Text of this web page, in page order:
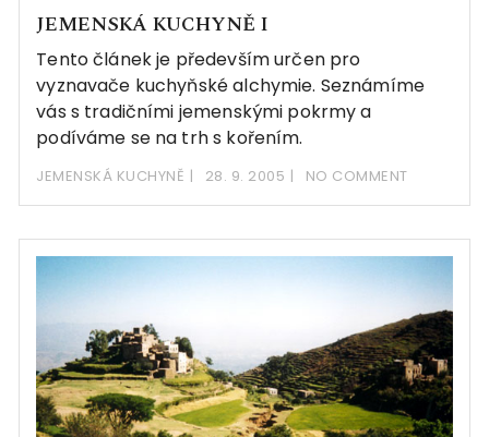
JEMENSKÁ KUCHYNĚ I
Tento článek je především určen pro
vyznavače kuchyňské alchymie. Seznámíme
vás s tradičními jemenskými pokrmy a
podíváme se na trh s kořením.
JEMENSKÁ KUCHYNĚ 28. 9. 2005 NO COMMENT